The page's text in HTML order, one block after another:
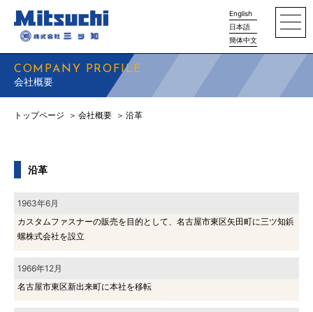
English
日本語
簡体中文
COMPANY PROFILE
会社概要
トップページ 会社概要 沿革
沿革
1963年6月
カスタムファスナーの販売を目的として、名古屋市東区矢田町に三ツ知鋲
螺株式会社を設立
1966年12月
名古屋市東区新出来町に本社を移転